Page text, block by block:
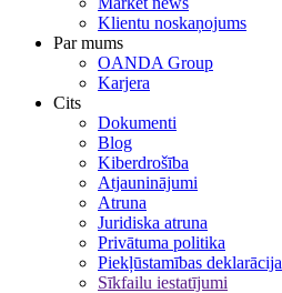
Klientu noskaņojums
Par mums
OANDA Group
Karjera
Cits
Dokumenti
Blog
Kiberdrošība
Atjauninājumi
Atruna
Juridiska atruna
Privātuma politika
Piekļūstamības deklarācija
Sīkfailu iestatījumi